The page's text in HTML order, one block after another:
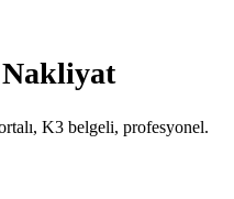
K3 belgeli, profesyonel.